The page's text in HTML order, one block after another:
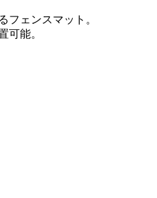
フェンスマット。
可能。